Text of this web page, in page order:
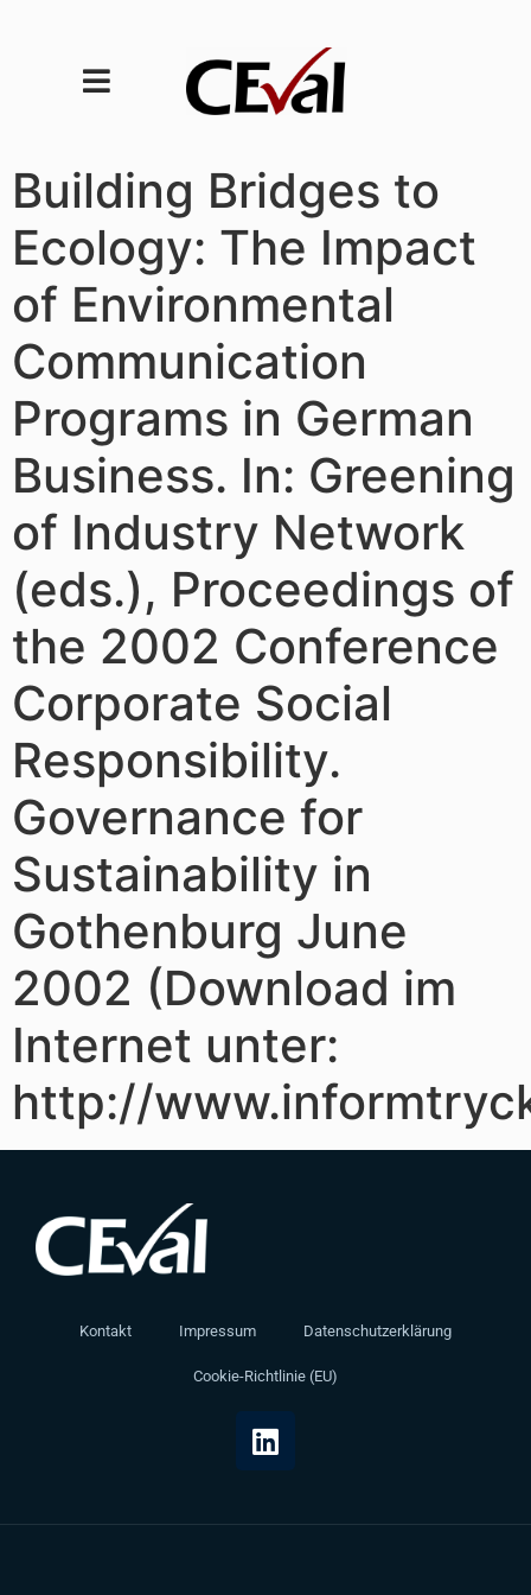
Building Bridges to
Ecology: The Impact
of Environmental
Communication
Programs in German
Business. In: Greening
of Industry Network
(eds.), Proceedings of
the 2002 Conference
Corporate Social
Responsibility.
Governance for
Sustainability in
Gothenburg June
2002 (Download im
Internet unter:
http://
Kontakt Impressum Datenschutzerklärung
Cookie-Richtlinie (EU)